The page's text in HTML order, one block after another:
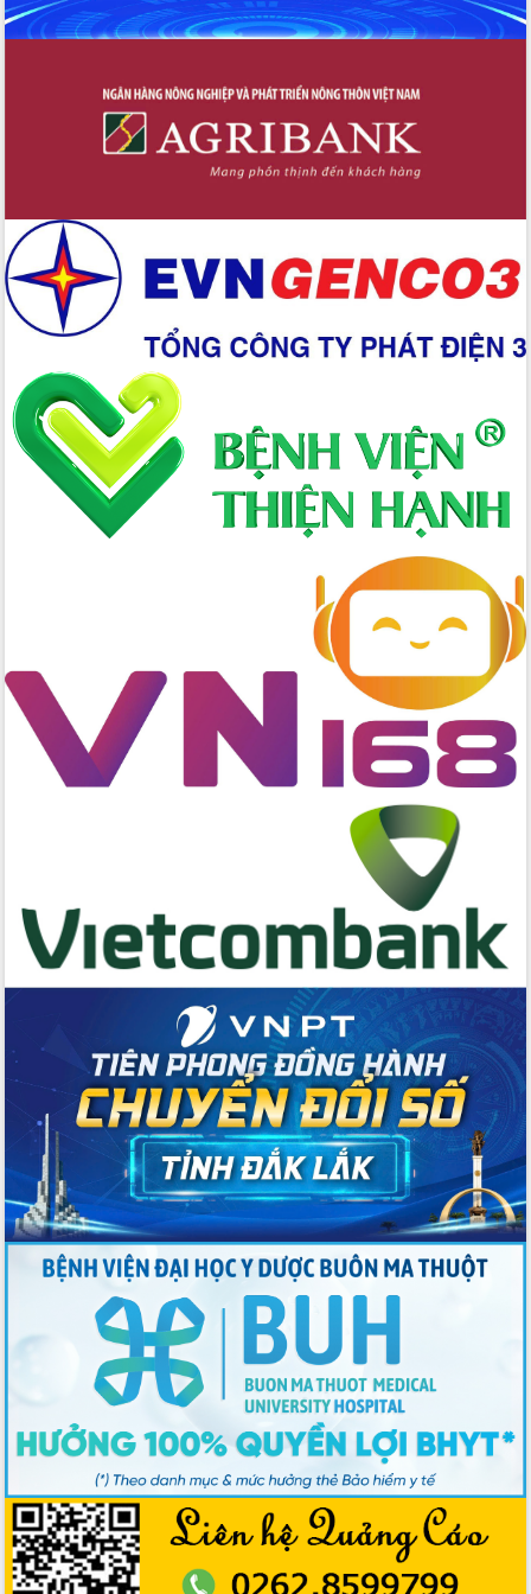
Giai đoạn 2026-2030, Đắk Lắk phấn
Chuyển đổi số 'mở đường' cho nông
nghiệp Đắk Lắk tăng trưởng bứt phá
Triển khai đồng bộ đo đạc, lập hồ sơ
địa chính, hoàn thiện cơ sở dữ liệu đất
Ứng dụng sinh trắc học - Bước tiến
trong hành trình chuyển đổi số tại Đắk
Lắk
Đắk Lắk nâng cao hiệu quả công tác
Đảng từ Sổ tay đảng viên điện tử
Đắk Lắk đẩy mạnh nuôi biển công
nghệ, hướng tới phát triển thủy sản
bền vững
Tập huấn nâng cao năng lực triển khai
chuyển đổi số cho cán bộ, công chức
cấp xã
Đắk Lắk phát động hưởng ứng Ngày
Quyền của người tiêu dùng Việt Nam
Tổ chức trang trọng Lễ hội Đền thờ
Lương Văn Chánh năm 2026
Phó Bí thư Tỉnh ủy Đắk Lắk Đỗ Hữu
Huy giữ chức Bí thư Đảng ủy Ủy Ban
Nhân dân tỉnh
Đánh giá, rút kinh nghiệm công tác tổ
chức diễn tập trước ngày bầu cử
Chương trình “Gặp gỡ hữu nghị –
Friendship Meeting New Year 2026”
Bầu cử Quốc hội và HĐND: Cử tri Đắk
Lắk gửi gắm niềm tin, kỳ vọng vào lá
Đắk Lắk sẵn sàng các điều kiện cho
Ngày hội bầu cử đại biểu Quốc hội
khóa XVI và HĐND các cấp nhiệm kỳ
2026-2031
Đảm bảo cuộc bầu cử đại biểu Quốc
hội và đại biểu HĐND các cấp diễn ra
an toàn, hiệu quả, đúng quy định
Thủ tướng Chính phủ Phạm Minh Chính
kiểm tra, chỉ đạo hoàn thành các dự
án cao tốc và thăm khu tái định cư tại
Đắk Lắk
Sôi nổi Hội đua ngựa truyền thống Gò
Thì Thùng mừng Xuân Bính Ngọ 2026
Lãnh đạo tỉnh dâng hương tưởng niệm
tại Đập Đồng Cam đầu Xuân Bính Ngọ
Ngành nông nghiệp phấn đấu tăng
trưởng đạt 5,86% trong năm 2026
UBND tỉnh Đắk Lắk triển khai công tác
quốc phòng, quân sự địa phương năm
2026